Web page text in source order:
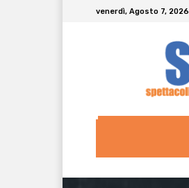
venerdì, Agosto 7, 2026